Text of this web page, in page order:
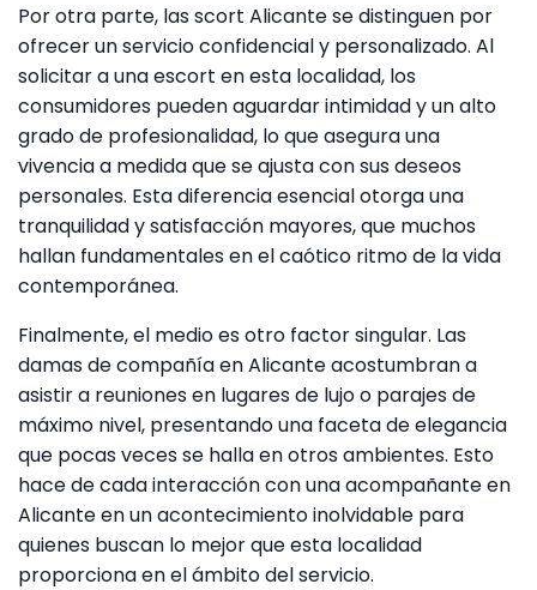
Por otra parte, las scort Alicante se distinguen por
ofrecer un servicio confidencial y personalizado. Al
solicitar a una escort en esta localidad, los
consumidores pueden aguardar intimidad y un alto
grado de profesionalidad, lo que asegura una
vivencia a medida que se ajusta con sus deseos
personales. Esta diferencia esencial otorga una
tranquilidad y satisfacción mayores, que muchos
hallan fundamentales en el caótico ritmo de la vida
contemporánea.
Finalmente, el medio es otro factor singular. Las
damas de compañía en Alicante acostumbran a
asistir a reuniones en lugares de lujo o parajes de
máximo nivel, presentando una faceta de elegancia
que pocas veces se halla en otros ambientes. Esto
hace de cada interacción con una acompañante en
Alicante en un acontecimiento inolvidable para
quienes buscan lo mejor que esta localidad
proporciona en el ámbito del servicio.